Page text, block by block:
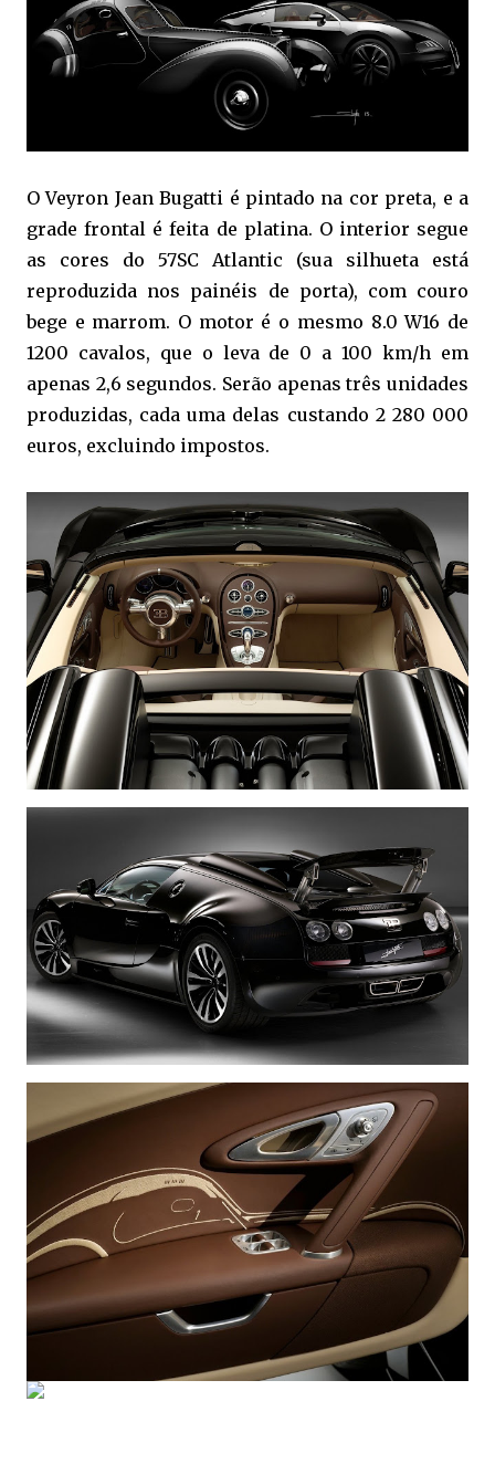
O Veyron Jean Bugatti é pintado na cor preta, e a
grade frontal é feita de platina. O interior segue
as cores do 57SC Atlantic (sua silhueta está
reproduzida nos painéis de porta), com couro
bege e marrom. O motor é o mesmo 8.0 W16 de
1200 cavalos, que o leva de 0 a 100 km/h em
apenas 2,6 segundos. Serão apenas três unidades
produzidas, cada uma delas custando 2 280 000
euros, excluindo impostos.